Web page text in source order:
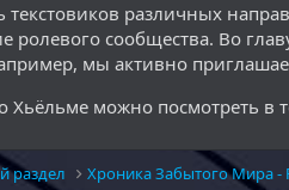
текстовиков различных
ролевого сообщества. Во
мы активно
можно посмотреть в
раздел Хроника Забытого Мира -